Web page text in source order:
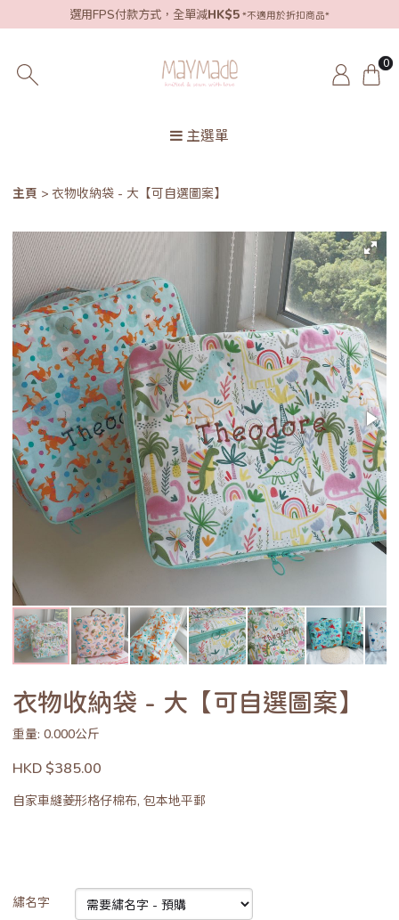
選用FPS付款方式，全單減HK$5 *不適用於折扣商品*
0
主選單
主頁 衣物收納袋 - 大【可自選圖案】
衣物收納袋 - 大【可自選圖案】
重量: 0.000公斤
HKD $385.00
自家車縫菱形格仔棉布, 包本地平郵
繡名字